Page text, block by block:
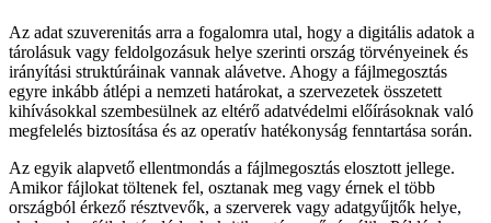
Az adat szuverenitás arra a fogalomra utal, hogy a digitális adatok a
tárolásuk vagy feldolgozásuk helye szerinti ország törvényeinek és
irányítási struktúráinak vannak alávetve. Ahogy a fájlmegosztás
egyre inkább átlépi a nemzeti határokat, a szervezetek összetett
kihívásokkal szembesülnek az eltérő adatvédelmi előírásoknak való
megfelelés biztosítása és az operatív hatékonyság fenntartása során.
Az egyik alapvető ellentmondás a fájlmegosztás elosztott jellege.
Amikor fájlokat töltenek fel, osztanak meg vagy érnek el több
országból érkező résztvevők, a szerverek vagy adatgyűjtők helye,